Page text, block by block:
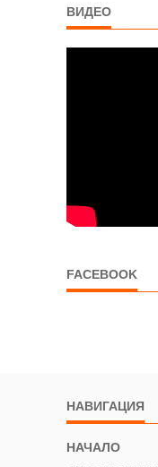
ВИДЕО
FACEBOOK
НАВИГАЦИЯ
НАЧАЛО